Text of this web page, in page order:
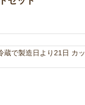
り21日 カップタイプ／冷蔵